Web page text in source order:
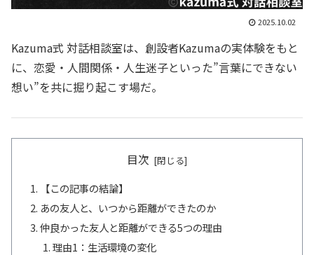
2025.10.02
Kazuma式 対話相談室は、創設者Kazumaの実体験をもと
に、恋愛・人間関係・人生迷子といった”言葉にできない
想い”を共に掘り起こす場だ。
目次
【この記事の結論】
あの友人と、いつから距離ができたのか
仲良かった友人と距離ができる5つの理由
理由1：生活環境の変化